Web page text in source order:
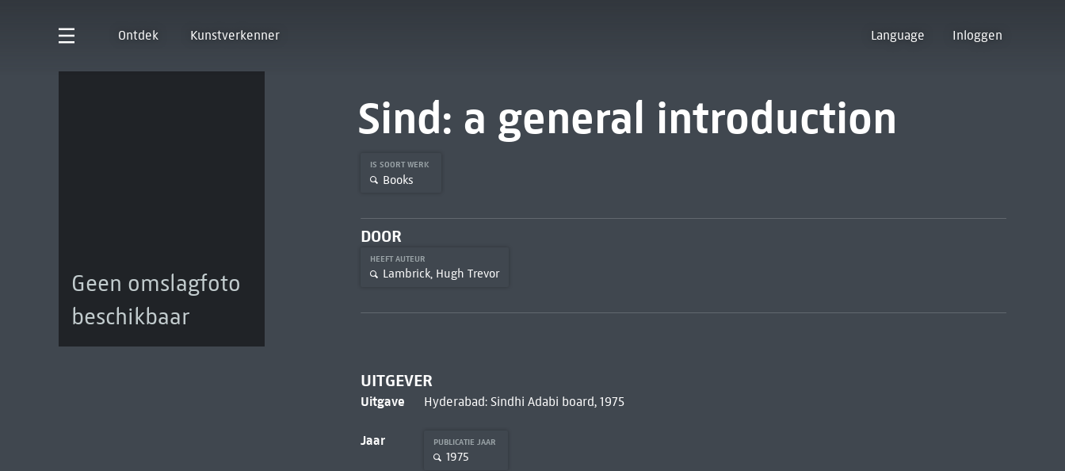
Ontdek Kunstverkenner Language Inloggen
Geen omslagfoto
beschikbaar
Sind: a general introduction
IS SOORT WERK
Books
DOOR
HEEFT AUTEUR
Lambrick, Hugh Trevor
UITGEVER
Uitgave Hyderabad: Sindhi Adabi board, 1975
Jaar PUBLICATIE JAAR
1975